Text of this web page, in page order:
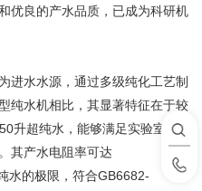
优良的产水品质，已成为科研机
水水源，通过多级纯化工艺制
纯水机相比，其显著特征在于较
升超纯水，能够满足实验室集
其产水电阻率可达
水的极限，符合GB6682-